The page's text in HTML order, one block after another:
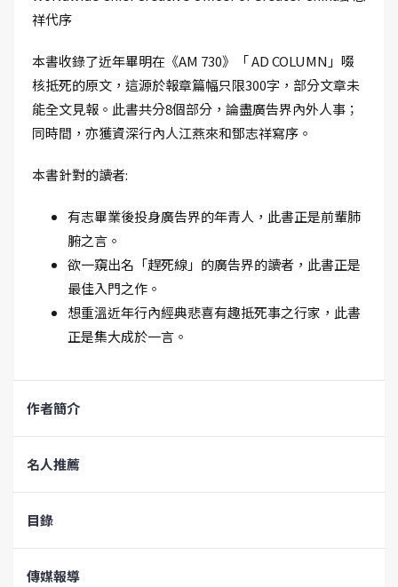
祥代序
本書收錄了近年畢明在《AM 730》「 AD COLUMN」啜
核抵死的原文，這源於報章篇幅只限300字，部分文章未
能全文見報。此書共分8個部分，論盡廣告界內外人事；
同時間，亦獲資深行內人江燕來和鄧志祥寫序。
本書針對的讀者:
有志畢業後投身廣告界的年青人，此書正是前輩肺
腑之言。
欲一窺出名「趕死線」的廣告界的讀者，此書正是
最佳入門之作。
想重溫近年行內經典悲喜有趣抵死事之行家，此書
正是集大成於一言。
作者簡介
名人推薦
目錄
傳媒報導